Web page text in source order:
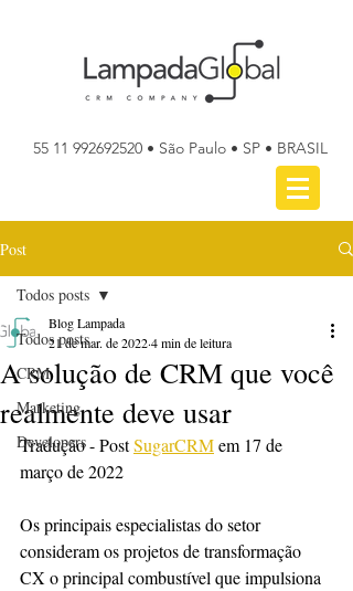
55 11 992692520 • São Paulo • SP • BRASIL
Post
Todos posts
CRM
Marketing
Developers
Todos posts
A solução de CRM que você
realmente deve usar
Blog Lampada
21 de mar. de 20224 min de leitura
Tradução - Post SugarCRM em 17 de
março de 2022
Os principais especialistas do setor
consideram os projetos de transformação
CX o principal combustível que impulsiona